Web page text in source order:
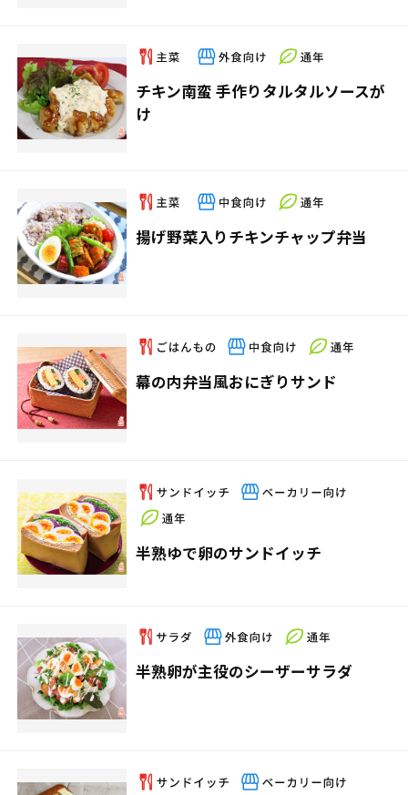
チキン南蛮 手作りタルタルソースが
け
揚げ野菜入りチキンチャップ弁当
幕の内弁当風おにぎりサンド
半熟ゆで卵のサンドイッチ
半熟卵が主役のシーザーサラダ